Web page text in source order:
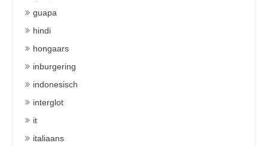
guapa
hindi
hongaars
inburgering
indonesisch
interglot
it
italiaans